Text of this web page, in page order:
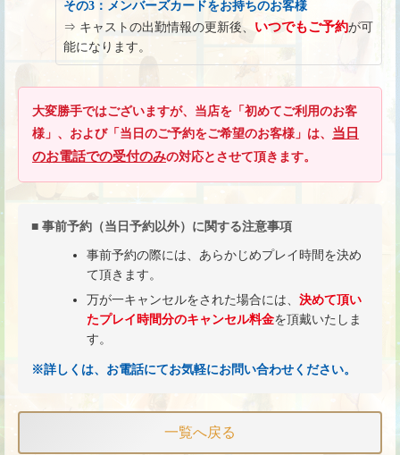
その3：メンバーズカードをお持ちのお客様
⇒ キャストの出勤情報の更新後、 いつでもご予約が可
能になります。
大変勝手ではございますが、当店を「初めてご利用のお客
様」、および「当日のご予約をご希望のお客様」は、 当日
のお電話での受付のみの対応とさせて頂きます。
■ 事前予約（当日予約以外）に関する注意事項
事前予約の際には、あらかじめプレイ時間を決め
て頂きます。
万が一キャンセルをされた場合には、 決めて頂い
たプレイ時間分のキャンセル料金を頂戴いたしま
す。
※詳しくは、お電話にてお気軽にお問い合わせください。
一覧へ戻る